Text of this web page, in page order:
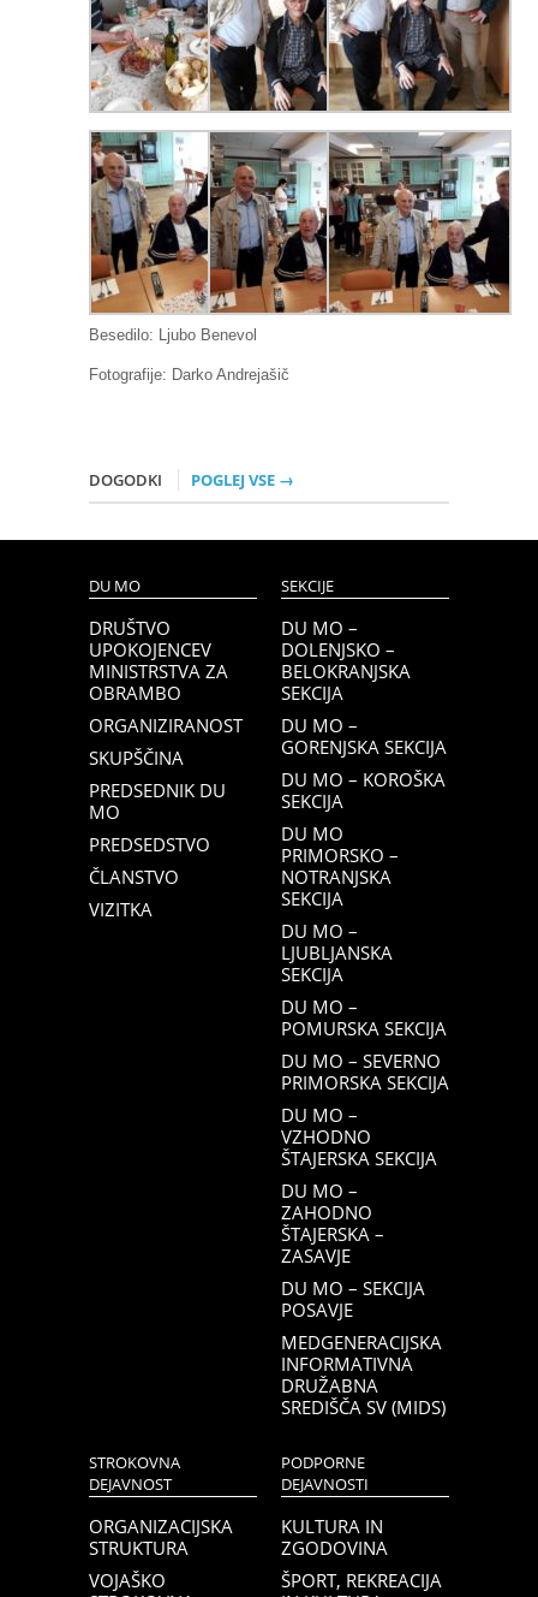
Besedilo: Ljubo Benevol
Fotografije: Darko Andrejašič
DOGODKI POGLEJ VSE →
DU MO
DRUŠTVO
UPOKOJENCEV
MINISTRSTVA ZA
OBRAMBO
ORGANIZIRANOST
SKUPŠČINA
PREDSEDNIK DU
MO
PREDSEDSTVO
ČLANSTVO
VIZITKA
SEKCIJE
DU MO –
DOLENJSKO –
BELOKRANJSKA
SEKCIJA
DU MO –
GORENJSKA SEKCIJA
DU MO – KOROŠKA
SEKCIJA
DU MO
PRIMORSKO –
NOTRANJSKA
SEKCIJA
DU MO –
LJUBLJANSKA
SEKCIJA
DU MO –
POMURSKA SEKCIJA
DU MO – SEVERNO
PRIMORSKA SEKCIJA
DU MO –
VZHODNO
ŠTAJERSKA SEKCIJA
DU MO –
ZAHODNO
ŠTAJERSKA –
ZASAVJE
DU MO – SEKCIJA
POSAVJE
MEDGENERACIJSKA
INFORMATIVNA
DRUŽABNA
SREDIŠČA SV (MIDS)
STROKOVNA
DEJAVNOST
ORGANIZACIJSKA
STRUKTURA
VOJAŠKO
PODPORNE
DEJAVNOSTI
KULTURA IN
ZGODOVINA
ŠPORT, REKREACIJA